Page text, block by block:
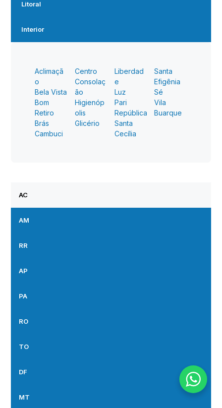
Litoral
Interior
Aclimaçã
o
Bela Vista
Bom
Retiro
Brás
Cambuci
Centro
Consolaç
ão
Higienóp
olis
Glicério
Liberdad
e
Luz
Pari
República
Santa
Cecília
Santa
Efigênia
Sé
Vila
Buarque
AC
AM
RR
AP
PA
RO
TO
DF
MT